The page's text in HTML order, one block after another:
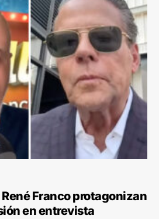
Franco protagonizan
en entrevista